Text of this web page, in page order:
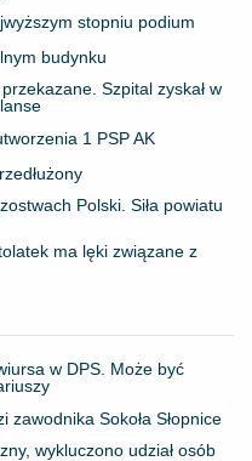
stopniu podium
budynku
Szpital zyskał w
1 PSP AK
Polski. Siła powiatu
ma lęki związane z
w DPS. Może być
zawodnika Sokoła Słopnice
wykluczono udział osób